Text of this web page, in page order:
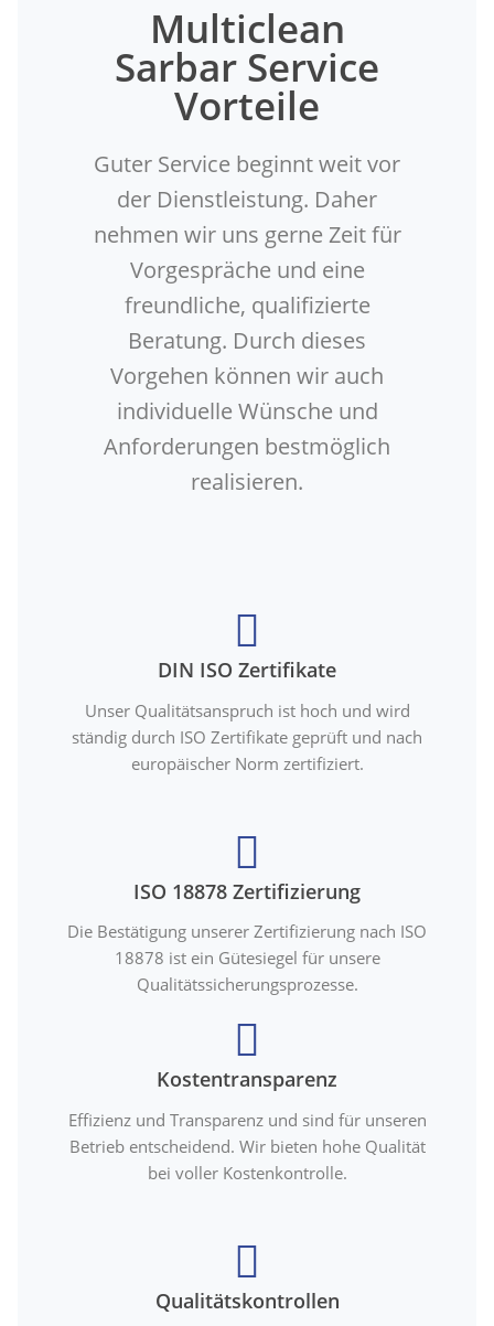
Multiclean
Sarbar Service
Vorteile
Guter Service beginnt weit vor
der Dienstleistung. Daher
nehmen wir uns gerne Zeit für
Vorgespräche und eine
freundliche, qualifizierte
Beratung. Durch dieses
Vorgehen können wir auch
individuelle Wünsche und
Anforderungen bestmöglich
realisieren.
DIN ISO Zertifikate
Unser Qualitätsanspruch ist hoch und wird
ständig durch ISO Zertifikate geprüft und nach
europäischer Norm zertifiziert.
ISO 18878 Zertifizierung
Die Bestätigung unserer Zertifizierung nach ISO
18878 ist ein Gütesiegel für unsere
Qualitätssicherungsprozesse.
Kostentransparenz
Effizienz und Transparenz und sind für unseren
Betrieb entscheidend. Wir bieten hohe Qualität
bei voller Kostenkontrolle.
Qualitätskontrollen